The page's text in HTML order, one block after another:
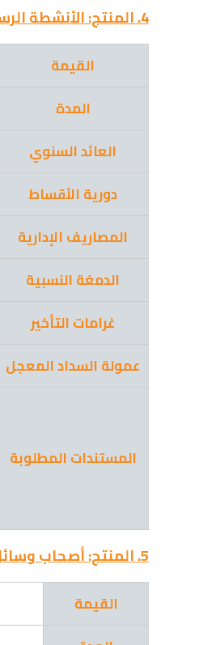
4. المنتج: الأنشطة الرسمية – شراء مديونيات
القيمة
المدة
العائد السنوي
دورية الأقساط
المصاريف الإدارية
الدمغة النسبية
غرامات التأخير
عمولة السداد المعجل
المستندات المطلوبة
5. المنتج: أصحاب وسائل النقل ومعدات البناء والنقل البحري ومراكب الصيد
القيمة